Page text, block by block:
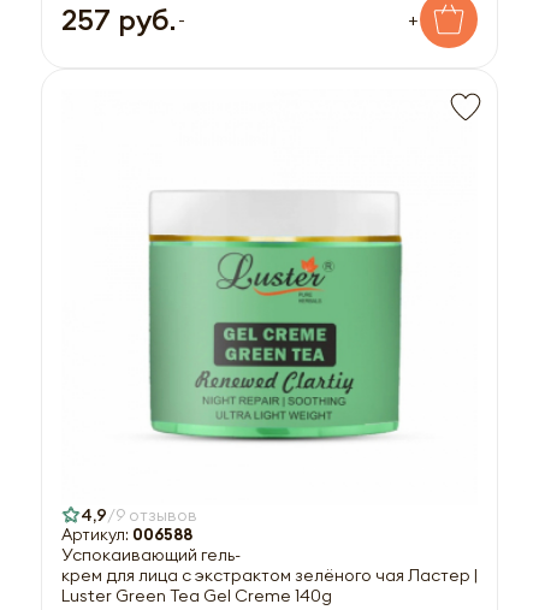
257 руб. - +
4,9 9 отзывов
Артикул: 006588
Успокаивающий гель-
крем для лица с экстрактом зелёного чая Ластер |
Luster Green Tea Gel Creme 140g